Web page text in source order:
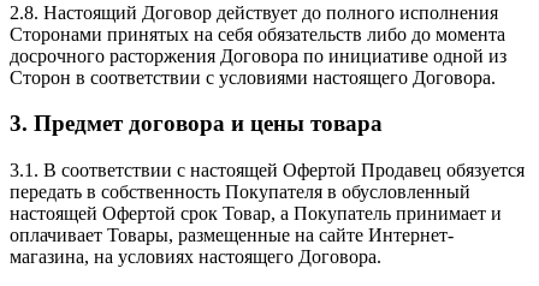
2.8. Настоящий Договор действует до полного исполнения
Сторонами принятых на себя обязательств либо до момента
досрочного расторжения Договора по инициативе одной из
Сторон в соответствии с условиями настоящего Договора.
3. Предмет договора и цены товара
3.1. В соответствии с настоящей Офертой Продавец обязуется
передать в собственность Покупателя в обусловленный
настоящей Офертой срок Товар, а Покупатель принимает и
оплачивает Товары, размещенные на сайте Интернет-
магазина, на условиях настоящего Договора.